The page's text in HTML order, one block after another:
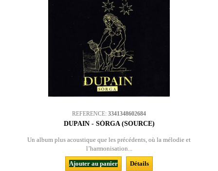
REFERENCE: 3341348602684
DUPAIN - SÒRGA (SOURCE)
Un album plus acoustique que les précédents, où la mélodie et
l’harmonisation...
Ajouter au panier
Détails